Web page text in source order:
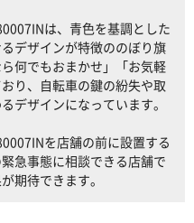
は、青色を基調とした
デザインが特徴ののぼり旗
何でもおまかせ」「お気軽
り、自転車の鍵の紛失や取
デザインになっています。
を店舗の前に設置する
急事態に相談できる店舗で
期待できます。